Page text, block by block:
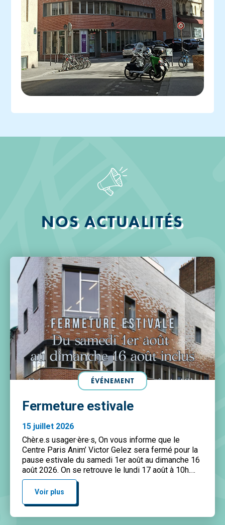
NOS ACTUALITÉS
ÉVÉNEMENT
Fermeture estivale
15 juillet 2026
Chèr.e.s usager·ère·s, On vous informe que le
Centre Paris Anim’ Victor Gelez sera fermé pour la
pause estivale du samedi 1er août au dimanche 16
août 2026. On se retrouve le lundi 17 août à 10h.
Belle été à toustes !
Voir plus